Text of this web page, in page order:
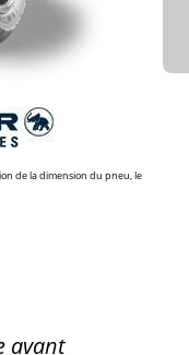
de la dimension du pneu, le
avant